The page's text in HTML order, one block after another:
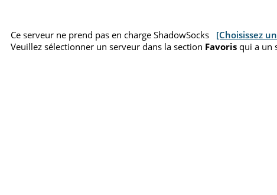
Ce serveur ne prend pas en charge ShadowSocks [Choisissez
Veuillez sélectionner un serveur dans la section Favoris qui a un